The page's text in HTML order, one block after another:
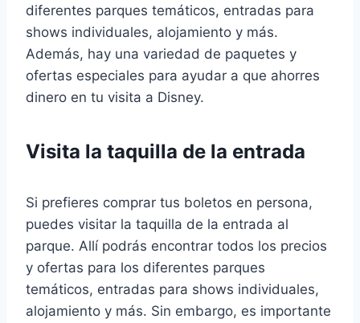
diferentes parques temáticos, entradas para
shows individuales, alojamiento y más.
Además, hay una variedad de paquetes y
ofertas especiales para ayudar a que ahorres
dinero en tu visita a Disney.
Visita la taquilla de la entrada
Si prefieres comprar tus boletos en persona,
puedes visitar la taquilla de la entrada al
parque. Allí podrás encontrar todos los precios
y ofertas para los diferentes parques
temáticos, entradas para shows individuales,
alojamiento y más. Sin embargo, es importante